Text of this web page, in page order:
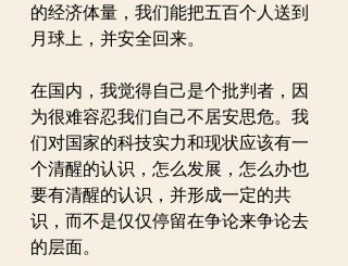
的经济体量，我们能把五百个人送到
月球上，并安全回来。
在国内，我觉得自己是个批判者，因
为很难容忍我们自己不居安思危。我
们对国家的科技实力和现状应该有一
个清醒的认识，怎么发展，怎么办也
要有清醒的认识，并形成一定的共
识，而不是仅仅停留在争论来争论去
的层面。